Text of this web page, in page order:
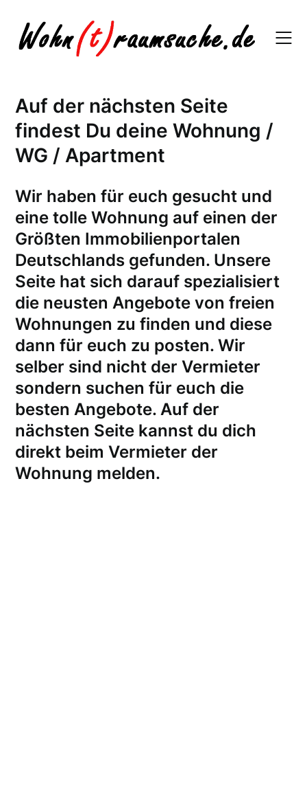
content
Auf der nächsten Seite
findest Du deine Wohnung /
WG / Apartment
Wir haben für euch gesucht und
eine tolle Wohnung auf einen der
Größten Immobilienportalen
Deutschlands gefunden. Unsere
Seite hat sich darauf spezialisiert
die neusten Angebote von freien
Wohnungen zu finden und diese
dann für euch zu posten. Wir
selber sind nicht der Vermieter
sondern suchen für euch die
besten Angebote. Auf der
nächsten Seite kannst du dich
direkt beim Vermieter der
Wohnung melden.